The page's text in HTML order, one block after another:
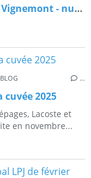
Article paru dans le Petit Journal de Vignemont - numéro de juillet 2026
…
2025
Lacoste et
en novembre...